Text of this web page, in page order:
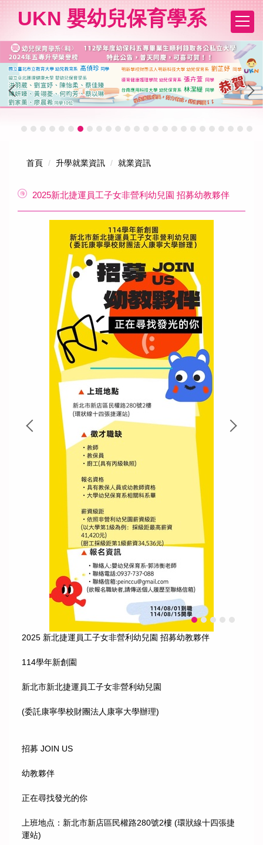
要
內
容
區
UKN 嬰幼兒保育學系
首頁 升學就業資訊 就業資訊
2025新北捷運員工子女非營利幼兒園 招募幼教夥伴
2025 新北捷運員工子女非營利幼兒園 招募幼教夥伴
114學年新創園
新北市新北捷運員工子女非營利幼兒園
(委託康寧學校財團法人康寧大學辦理)
招募 JOIN US
幼教夥伴
正在尋找發光的你
上班地点：新北市新店區民權路280號2樓 (環狀線十四張捷
運站)